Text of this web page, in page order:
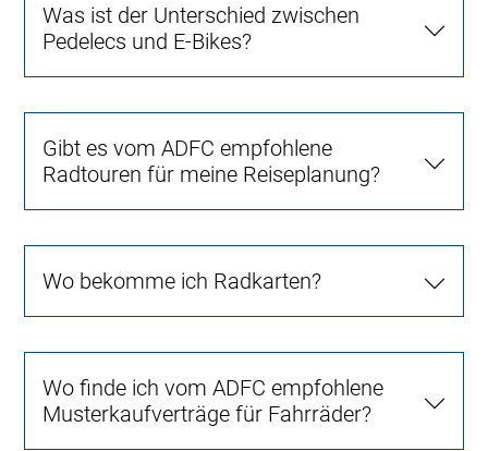
Was ist der Unterschied zwischen
Pedelecs und E-Bikes?
Gibt es vom ADFC empfohlene
Radtouren für meine Reiseplanung?
Wo bekomme ich Radkarten?
Wo finde ich vom ADFC empfohlene
Musterkaufverträge für Fahrräder?